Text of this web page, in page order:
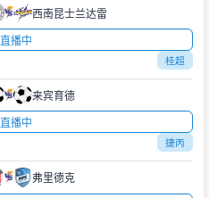
西南昆士兰达雷
直播中
桂超
来宾育德
直播中
捷丙
弗里德克